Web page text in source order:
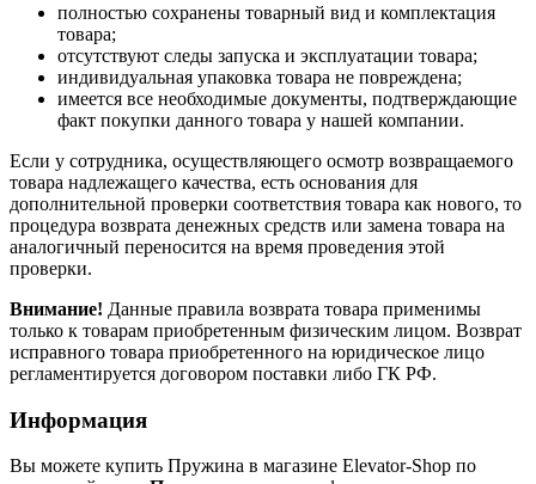
полностью сохранены товарный вид и комплектация
товара;
отсутствуют следы запуска и эксплуатации товара;
индивидуальная упаковка товара не повреждена;
имеется все необходимые документы, подтверждающие
факт покупки данного товара у нашей компании.
Если у сотрудника, осуществляющего осмотр возвращаемого
товара надлежащего качества, есть основания для
дополнительной проверки соответствия товара как нового, то
процедура возврата денежных средств или замена товара на
аналогичный переносится на время проведения этой
проверки.
Внимание! Данные правила возврата товара применимы
только к товарам приобретенным физическим лицом. Возврат
исправного товара приобретенного на юридическое лицо
регламентируется договором поставки либо ГК РФ.
Информация
Вы можете купить Пружина в магазине Elevator-Shop по